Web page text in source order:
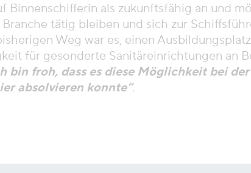
Binnenschifferin als zukunftsfähig an und
tätig bleiben und sich zur
Weg war es, einen
für gesonderte Sanitäreinrichtungen an
bin froh, dass es diese Möglichkeit bei
absolvieren konnte“.